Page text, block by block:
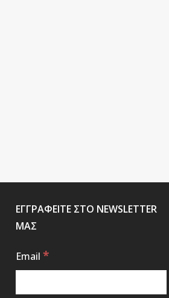
ΕΓΓΡΑΦΕΙΤΕ ΣΤΟ NEWSLETTER
ΜΑΣ
Email *